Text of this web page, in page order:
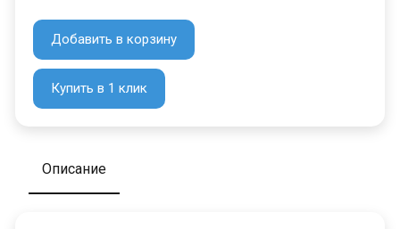
Добавить в корзину
Купить в 1 клик
Описание